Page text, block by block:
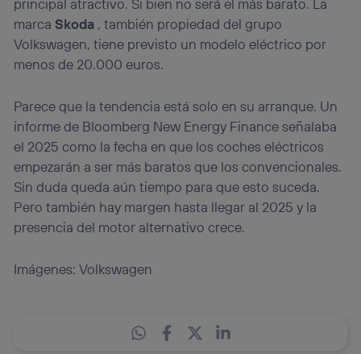
principal atractivo. Si bien no será el más barato. La
marcaSkoda , también propiedad del grupo
Volkswagen, tiene previsto un modelo eléctrico por
menos de 20.000 euros.
Parece que la tendencia está solo en su arranque. Un
informe de Bloomberg New Energy Finance señalaba
el 2025 como la fecha en que los coches eléctricos
empezarán a ser más baratos que los convencionales.
Sin duda queda aún tiempo para que esto suceda.
Pero también hay margen hasta llegar al 2025 y la
presencia del motor alternativo crece.
Imágenes: Volkswagen